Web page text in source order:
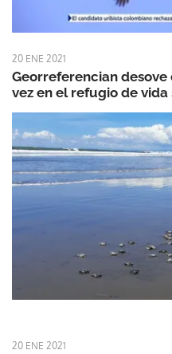
20 ENE 2021
Georreferencian
vez en el refugio de
20 ENE 2021